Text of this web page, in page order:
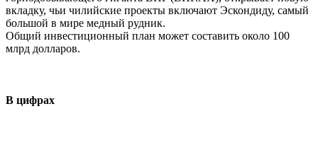
вкладку, чьи чилийские проекты включают Эскондиду, самый
большой в мире медный рудник.
Общий инвестиционный план может составить около 100
млрд долларов.
В цифрах